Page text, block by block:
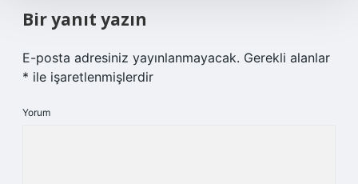
Bir yanıt yazın
E-posta adresiniz yayınlanmayacak. Gerekli alanlar
* ile işaretlenmişlerdir
Yorum